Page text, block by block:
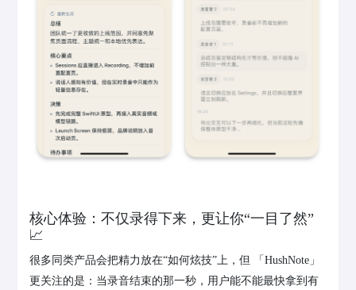
核心体验：不仅录得下来，更让你“一目了然”
📈
很多同类产品会把精力放在“如何炫技”上，但 「HushNote」
更关注的是：当录音结束的那一秒，用户能不能最快拿到有